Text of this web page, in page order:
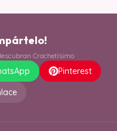
Crochetísimo
Pinterest